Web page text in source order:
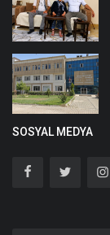
SOSYAL MEDYA